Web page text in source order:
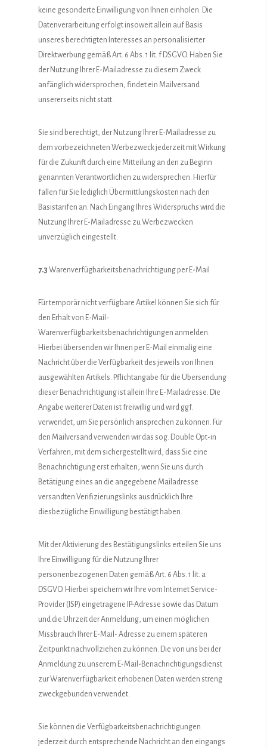
keine gesonderte Einwilligung von Ihnen einholen. Die
Datenverarbeitung erfolgt insoweit allein auf Basis
unseres berechtigten Interesses an personalisierter
Direktwerbung gemäß Art. 6 Abs. 1 lit. f DSGVO. Haben Sie
der Nutzung Ihrer E-Mailadresse zu diesem Zweck
anfänglich widersprochen, findet ein Mailversand
unsererseits nicht statt.
Sie sind berechtigt, der Nutzung Ihrer E-Mailadresse zu
dem vorbezeichneten Werbezweck jederzeit mit Wirkung
für die Zukunft durch eine Mitteilung an den zu Beginn
genannten Verantwortlichen zu widersprechen. Hierfür
fallen für Sie lediglich Übermittlungskosten nach den
Basistarifen an. Nach Eingang Ihres Widerspruchs wird die
Nutzung Ihrer E-Mailadresse zu Werbezwecken
unverzüglich eingestellt.
7.3 Warenverfügbarkeitsbenachrichtigung per E-Mail
Für temporär nicht verfügbare Artikel können Sie sich für
den Erhalt von E-Mail-
Warenverfügbarkeitsbenachrichtigungen anmelden.
Hierbei übersenden wir Ihnen per E-Mail einmalig eine
Nachricht über die Verfügbarkeit des jeweils von Ihnen
ausgewählten Artikels. Pflichtangabe für die Übersendung
dieser Benachrichtigung ist allein Ihre E-Mailadresse. Die
Angabe weiterer Daten ist freiwillig und wird ggf.
verwendet, um Sie persönlich ansprechen zu können. Für
den Mailversand verwenden wir das sog. Double Opt-in
Verfahren, mit dem sichergestellt wird, dass Sie eine
Benachrichtigung erst erhalten, wenn Sie uns durch
Betätigung eines an die angegebene Mailadresse
versandten Verifizierungslinks ausdrücklich Ihre
diesbezügliche Einwilligung bestätigt haben.
Mit der Aktivierung des Bestätigungslinks erteilen Sie uns
Ihre Einwilligung für die Nutzung Ihrer
personenbezogenen Daten gemäß Art. 6 Abs. 1 lit. a
DSGVO. Hierbei speichern wir Ihre vom Internet Service-
Provider (ISP) eingetragene IP-Adresse sowie das Datum
und die Uhrzeit der Anmeldung, um einen möglichen
Missbrauch Ihrer E-Mail- Adresse zu einem späteren
Zeitpunkt nachvollziehen zu können. Die von uns bei der
Anmeldung zu unserem E-Mail-Benachrichtigungsdienst
zur Warenverfügbarkeit erhobenen Daten werden streng
zweckgebunden verwendet.
Sie können die Verfügbarkeitsbenachrichtigungen
jederzeit durch entsprechende Nachricht an den eingangs